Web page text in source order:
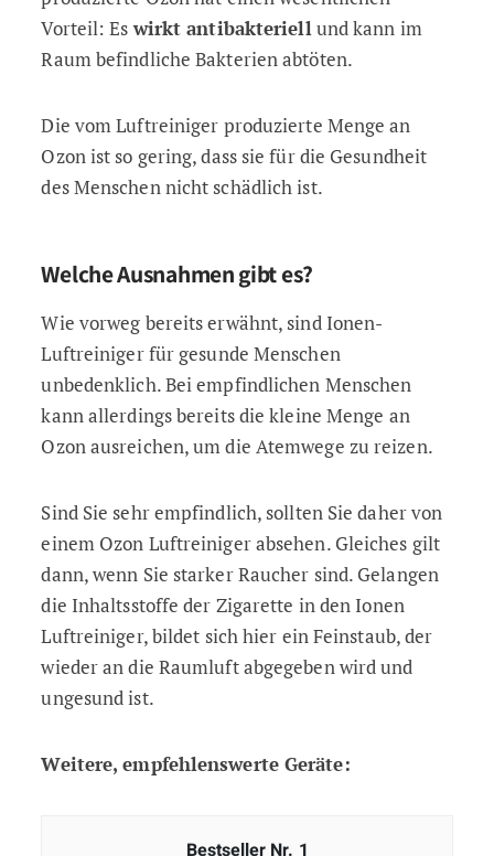
Vorteil: Eswirkt antibakteriellund kann im
Raum befindliche Bakterien abtöten.
Die vom Luftreiniger produzierte Menge an
Ozon ist so gering, dass sie für die Gesundheit
des Menschen nicht schädlich ist.
Welche Ausnahmen gibt es?
Wie vorweg bereits erwähnt, sind Ionen-
Luftreiniger für gesunde Menschen
unbedenklich. Bei empfindlichen Menschen
kann allerdings bereits die kleine Menge an
Ozon ausreichen, um die Atemwege zu reizen.
Sind Sie sehr empfindlich, sollten Sie daher von
einem Ozon Luftreiniger absehen. Gleiches gilt
dann, wenn Sie starker Raucher sind. Gelangen
die Inhaltsstoffe der Zigarette in den Ionen
Luftreiniger, bildet sich hier ein Feinstaub, der
wieder an die Raumluft abgegeben wird und
ungesund ist.
Weitere, empfehlenswerte Geräte:
1